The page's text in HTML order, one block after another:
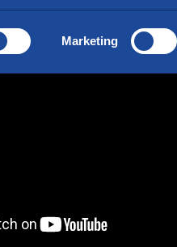
Marketing